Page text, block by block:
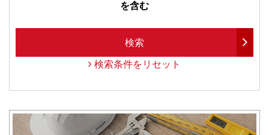
を含む
検索
検索条件をリセット